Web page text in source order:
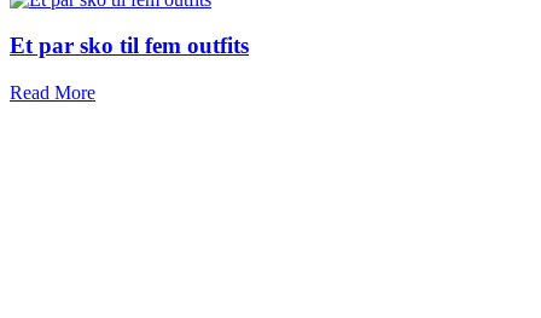
Et par sko til fem outfits
Read More